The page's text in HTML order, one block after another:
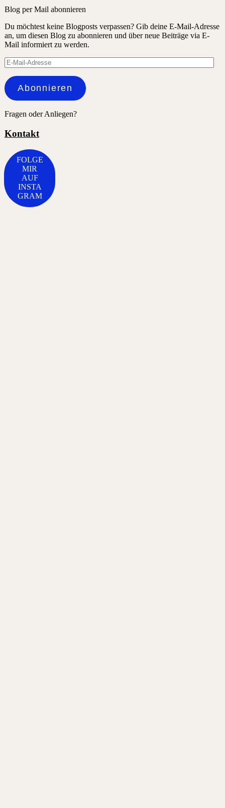
Blog per Mail abonnieren
Du möchtest keine Blogposts verpassen? Gib deine E-Mail-Adresse
an, um diesen Blog zu abonnieren und über neue Beiträge via E-
Mail informiert zu werden.
E-
Mail-
Adresse
Abonnieren
Fragen oder Anliegen?
Kontakt
FOLGE
MIR
AUF
INSTA
GRAM